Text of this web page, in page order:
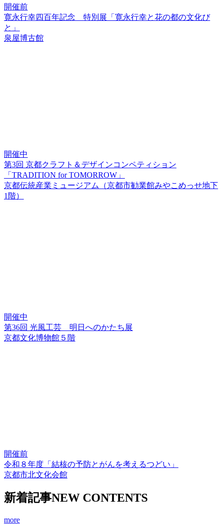
開催前
寛永行幸四百年記念 特別展「寛永行幸と花の都の文化び
と」
泉屋博古館
開催中
第3回 京都クラフト＆デザインコンペティション
「TRADITION for TOMORROW」
京都伝統産業ミュージアム（京都市勧業館みやこめっせ地下
1階）
開催中
第36回 光風工芸 明日へのかたち展
京都文化博物館５階
開催前
令和８年度「結核の予防とがんを考えるつどい」
京都市北文化会館
新着記事NEW CONTENTS
more